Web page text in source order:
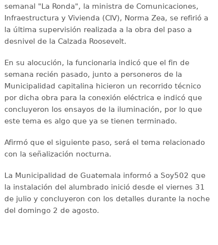
semanal "La Ronda", la ministra de Comunicaciones,
Infraestructura y Vivienda (CIV), Norma Zea, se refirió a
la última supervisión realizada a la obra del paso a
desnivel de la Calzada Roosevelt.
En su alocución, la funcionaria indicó que el fin de
semana recién pasado, junto a personeros de la
Municipalidad capitalina hicieron un recorrido técnico
por dicha obra para la conexión eléctrica e indicó que
concluyeron los ensayos de la iluminación, por lo que
este tema es algo que ya se tienen terminado.
Afirmó que el siguiente paso, será el tema relacionado
con la señalización nocturna.
La Municipalidad de Guatemala informó a Soy502 que
la instalación del alumbrado inició desde el viernes 31
de julio y concluyeron con los detalles durante la noche
del domingo 2 de agosto.